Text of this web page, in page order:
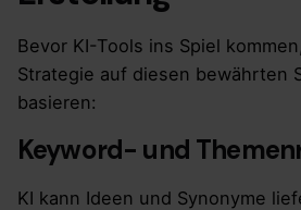
Bevor KI-Tools ins Spiel
Strategie auf diesen bewährten
basieren:
Keyword- und
KI kann Ideen und Synonyme